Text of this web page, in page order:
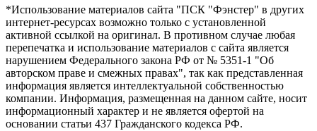
*Использование материалов сайта "ПСК "Фэнстер" в других
интернет-ресурсах возможно только с установленной
активной ссылкой на оригинал. В противном случае любая
перепечатка и иcпользование материалов с сайта является
нарушением Федерального закона РФ от № 5351-1 "Об
авторском праве и смежных правах", так как представленная
информация является интеллектуальной собственностью
компании. Информация, размещенная на данном сайте, носит
информационный характер и не является офертой на
основании статьи 437 Гражданского кодекса РФ.